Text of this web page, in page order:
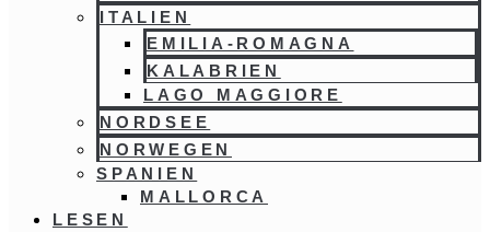
ITALIEN
EMILIA-ROMAGNA
KALABRIEN
LAGO MAGGIORE
NORDSEE
NORWEGEN
SPANIEN
MALLORCA
LESEN